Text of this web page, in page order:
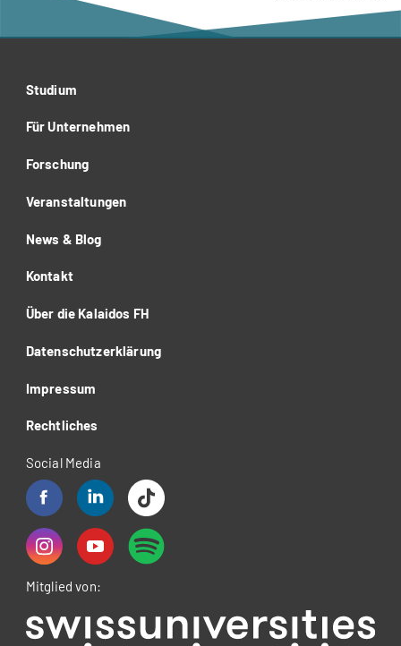
Studium
Für Unternehmen
Forschung
Veranstaltungen
News & Blog
Kontakt
Über die Kalaidos FH
Datenschutzerklärung
Impressum
Rechtliches
Social Media
Mitglied von: